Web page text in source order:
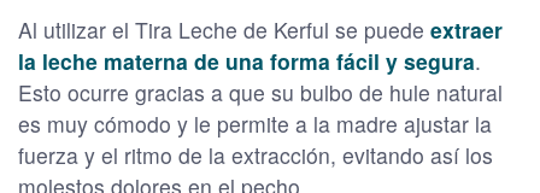
Al utilizar el Tira Leche de Kerful se puede extraer
la leche materna de una forma fácil y segura.
Esto ocurre gracias a que su bulbo de hule natural
es muy cómodo y le permite a la madre ajustar la
fuerza y el ritmo de la extracción, evitando así los
molestos dolores en el pecho.